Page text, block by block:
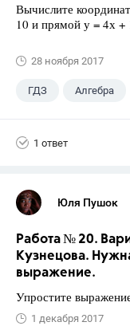
Вычислите
10 и прямой у = 4х +
28 ноября 2017
ГДЗ Алгебра
1 ответ
Юля Пушок
Работа № 20.
Кузнецова.
выражение.
Упростите
1 декабря 2017